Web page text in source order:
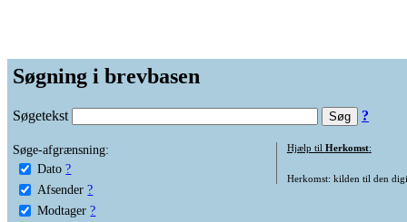
Søgning i brevbasen
Søgetekst ?
Søge-afgrænsning:
Dato ?
Afsender ?
Modtager ?
Hjælp til Herkomst:
Herkomst: kilden til den